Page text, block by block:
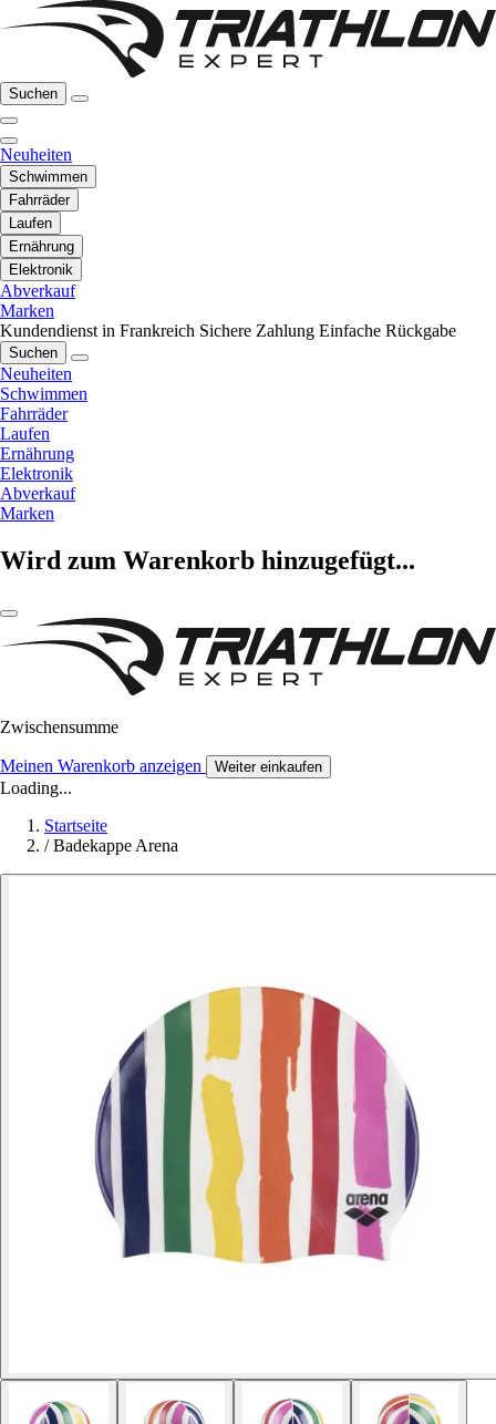
Suchen
Neuheiten
Schwimmen
Fahrräder
Laufen
Ernährung
Elektronik
Abverkauf
Marken
Kundendienst in Frankreich Sichere Zahlung Einfache Rückgabe
Suchen
Neuheiten
Schwimmen
Fahrräder
Laufen
Ernährung
Elektronik
Abverkauf
Marken
Wird zum Warenkorb hinzugefügt...
Zwischensumme
Meinen Warenkorb anzeigen Weiter einkaufen
Loading...
Startseite
/ Badekappe Arena